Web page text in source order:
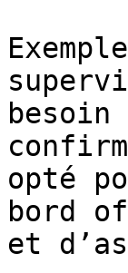
opté
bord
et